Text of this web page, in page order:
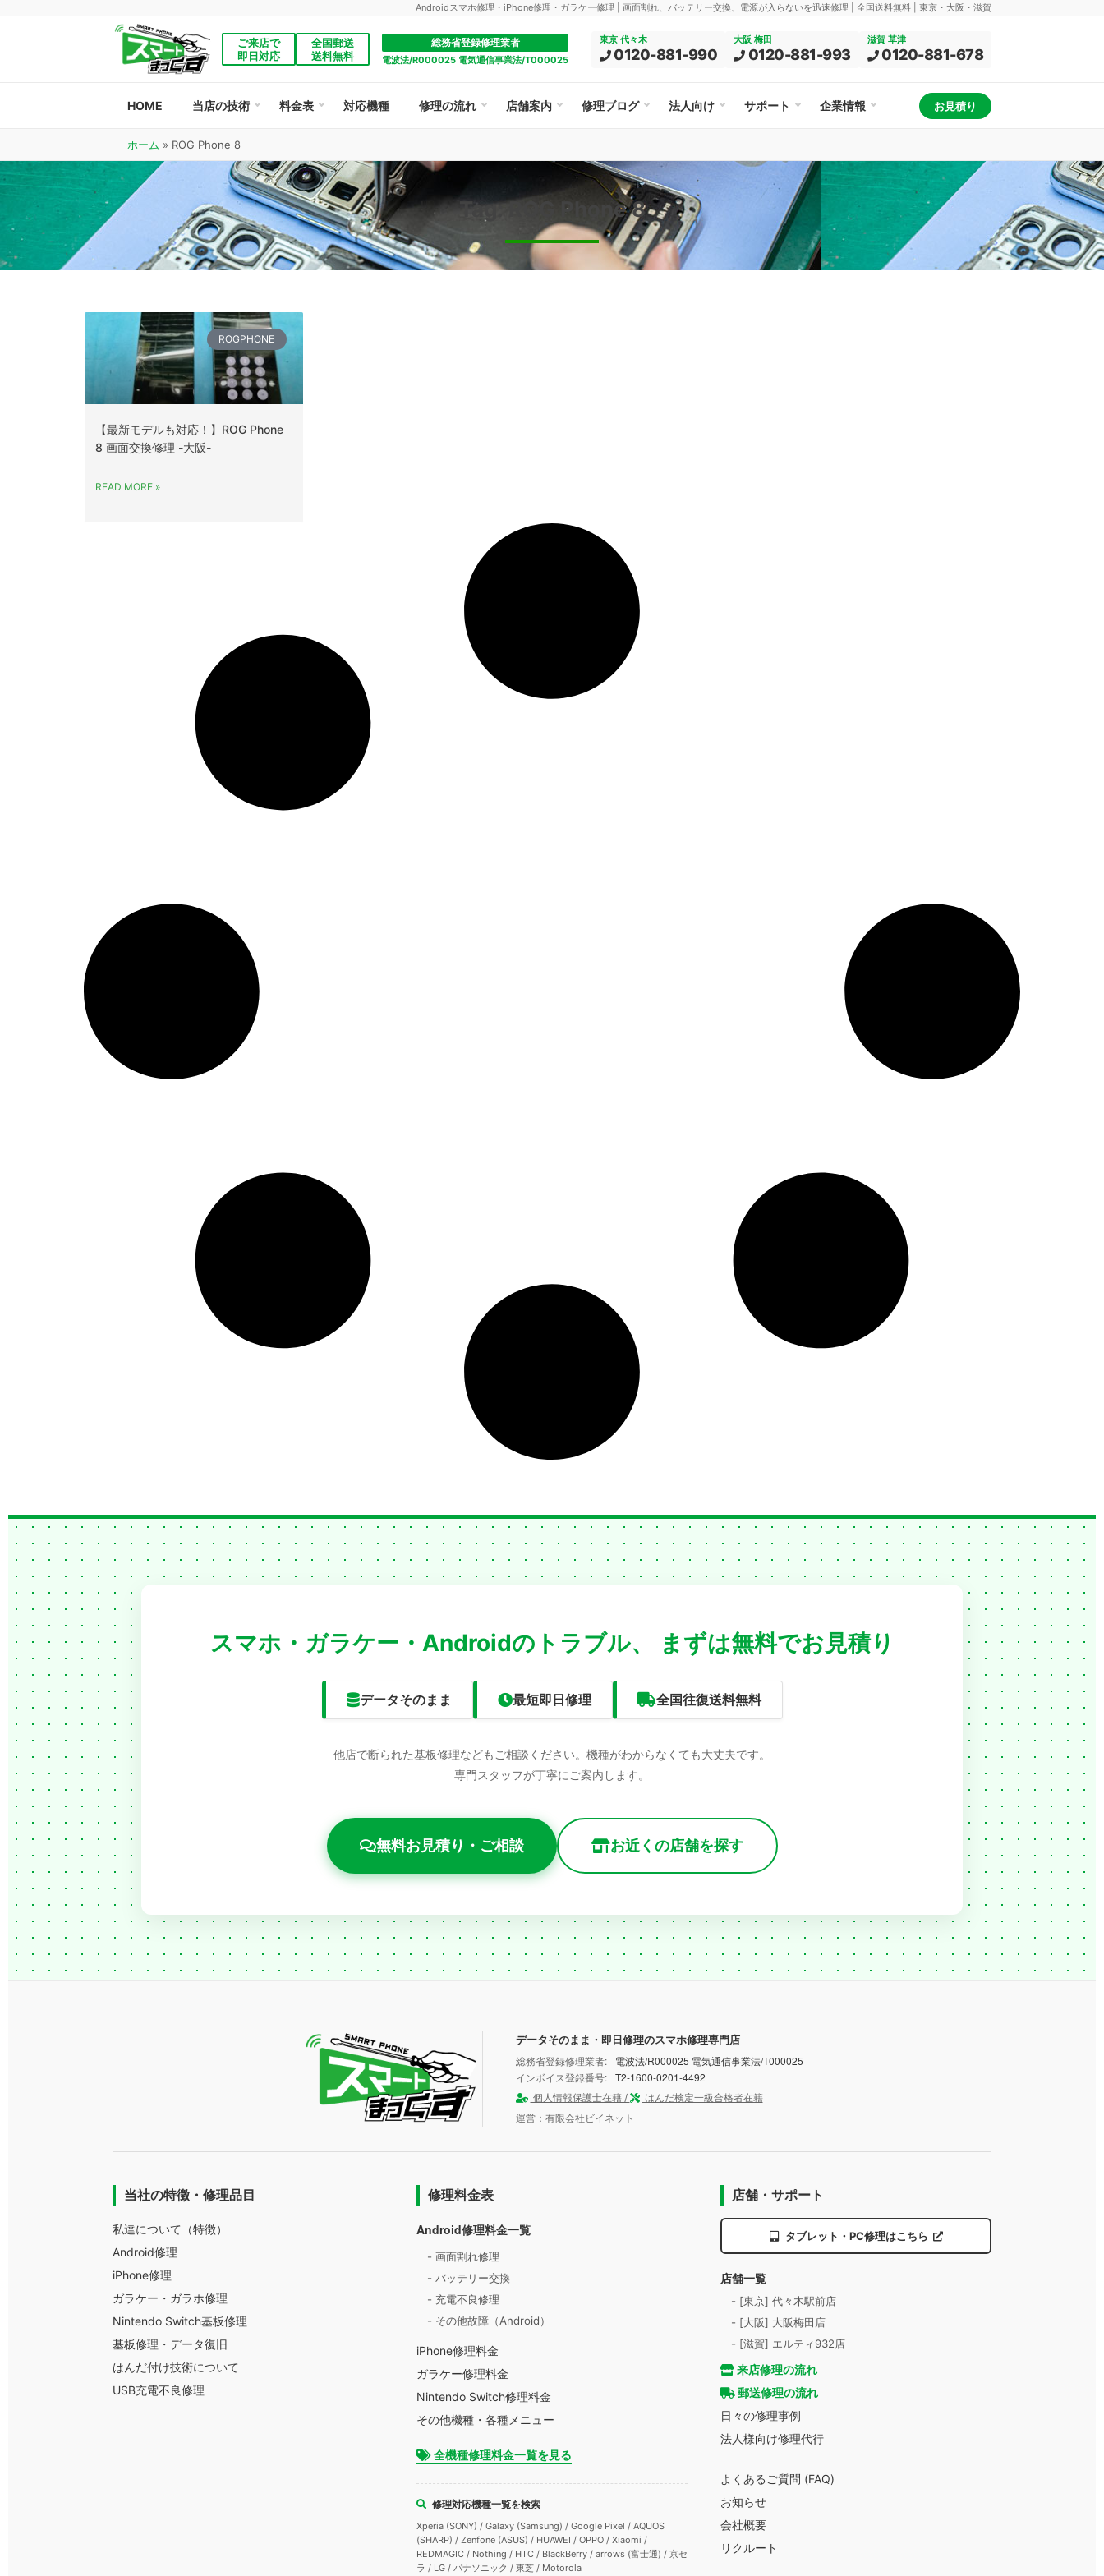
Androidスマホ修理・iPhone修理・ガラケー修理 | 画面割れ、バッテリー交換、電源が入らないを迅速修理 | 全国送料無料 | 東京・大阪・滋賀
ご来店で
即日対応
全国郵送
送料無料
総務省登録修理業者
電波法/R000025 電気通信事業法/T000025
東京 代々木
0120-881-990
大阪 梅田
0120-881-993
滋賀 草津
0120-881-678
HOME 当店の技術 料金表 対応機種 修理の流れ 店舗案内 修理ブログ 法人向け サポート 企業情報 お見積り
ホーム » ROG Phone 8
Tag: ROG Phone 8
ROGPHONE
【最新モデルも対応！】ROG Phone
8 画面交換修理 -大阪-
READ MORE »
スマホ・ガラケー・Androidのトラブル、 まずは無料でお見積り
データそのまま 最短即日修理 全国往復送料無料
他店で断られた基板修理などもご相談ください。機種がわからなくても大丈夫です。
専門スタッフが丁寧にご案内します。
無料お見積り・ご相談 お近くの店舗を探す
データそのまま・即日修理のスマホ修理専門店
総務省登録修理業者:
電波法/R000025 電気通信事業法/T000025
インボイス登録番号:
T2-1600-0201-4492
個人情報保護士在籍 /
はんだ検定一級合格者在籍
運営： 有限会社ビイネット
当社の特徴・修理品目
私達について（特徴）
Android修理
iPhone修理
ガラケー・ガラホ修理
Nintendo Switch基板修理
基板修理・データ復旧
はんだ付け技術について
USB充電不良修理
修理料金表
Android修理料金一覧
- 画面割れ修理
- バッテリー交換
- 充電不良修理
- その他故障（Android）
iPhone修理料金
ガラケー修理料金
Nintendo Switch修理料金
その他機種・各種メニュー
全機種修理料金一覧を見る
修理対応機種一覧を検索
Xperia (SONY) / Galaxy (Samsung) / Google Pixel / AQUOS
(SHARP) / Zenfone (ASUS) / HUAWEI / OPPO / Xiaomi /
REDMAGIC / Nothing / HTC / BlackBerry / arrows (富士通) / 京セ
ラ / LG / パナソニック / 東芝 / Motorola
店舗・サポート
タブレット・PC修理はこちら
店舗一覧
- [東京] 代々木駅前店
- [大阪] 大阪梅田店
- [滋賀] エルティ932店
来店修理の流れ
郵送修理の流れ
日々の修理事例
法人様向け修理代行
よくあるご質問 (FAQ)
お知らせ
会社概要
リクルート